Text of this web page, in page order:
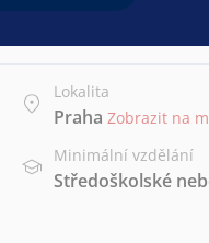
Lokalita
Praha Zobrazit na
Minimální vzdělání
Středoškolské